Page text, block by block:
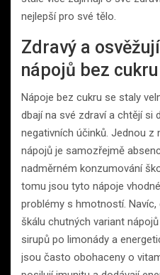
nejlepší pro své tělo.
Zdravý a
nápojů bez cukru
Nápoje bez cukru se staly
dbají na své zdraví a chtějí si
negativních účinků. Jednou
nápojů je samozřejmě
nadměrném konzumování
tomu jsou tyto nápoje
problémy s hmotností.
škálu chutných variant
sirupů po limonády a
jsou často obohaceny o